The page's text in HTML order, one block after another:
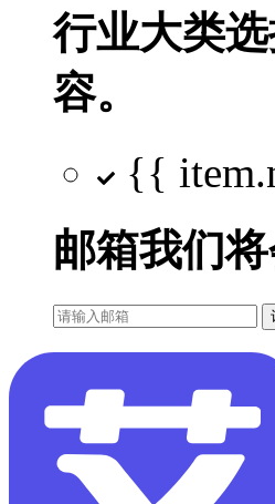
行业大类
容。
{{
邮箱我们